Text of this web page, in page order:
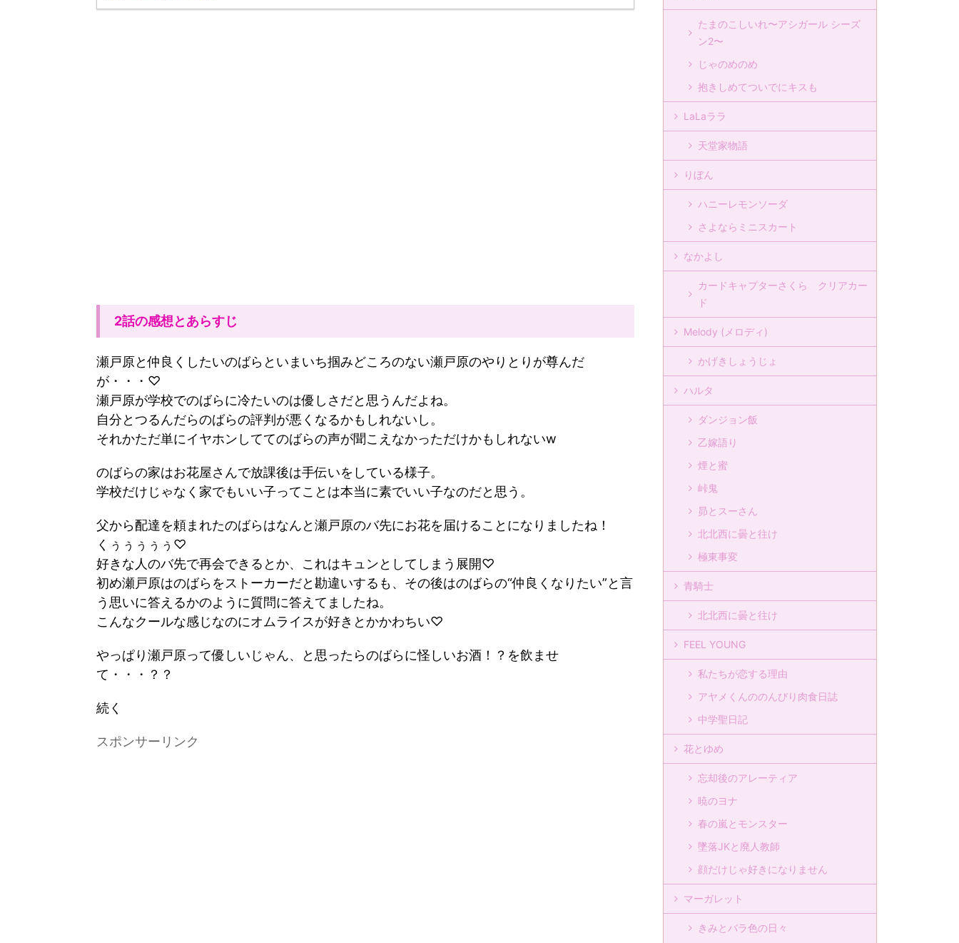
2話の感想とあらすじ
瀬戸原と仲良くしたいのばらといまいち掴みどころのない瀬戸原のやりとりが尊んだ
が・・・♡
瀬戸原が学校でのばらに冷たいのは優しさだと思うんだよね。
自分とつるんだらのばらの評判が悪くなるかもしれないし。
それかただ単にイヤホンしててのばらの声が聞こえなかっただけかもしれないw
のばらの家はお花屋さんで放課後は手伝いをしている様子。
学校だけじゃなく家でもいい子ってことは本当に素でいい子なのだと思う。
父から配達を頼まれたのばらはなんと瀬戸原のバ先にお花を届けることになりましたね！
くぅぅぅぅぅ♡
好きな人のバ先で再会できるとか、これはキュンとしてしまう展開♡
初め瀬戸原はのばらをストーカーだと勘違いするも、その後はのばらの“仲良くなりたい”と言
う思いに答えるかのように質問に答えてましたね。
こんなクールな感じなのにオムライスが好きとかかわちい♡
やっぱり瀬戸原って優しいじゃん、と思ったらのばらに怪しいお酒！？を飲ませ
て・・・？？
続く
スポンサーリンク
たまのこしいれ〜アシガール シーズ
ン2〜
じゃのめのめ
抱きしめてついでにキスも
LaLaララ
天堂家物語
りぼん
ハニーレモンソーダ
さよならミニスカート
なかよし
カードキャプターさくら クリアカー
ド
Melody (メロディ)
かげきしょうじょ
ハルタ
ダンジョン飯
乙嫁語り
煙と蜜
峠鬼
昴とスーさん
北北西に曇と往け
極東事変
青騎士
北北西に曇と往け
FEEL YOUNG
私たちが恋する理由
アヤメくんののんびり肉食日誌
中学聖日記
花とゆめ
忘却後のアレーティア
暁のヨナ
春の嵐とモンスター
墜落JKと廃人教師
顔だけじゃ好きになりません
マーガレット
きみとバラ色の日々